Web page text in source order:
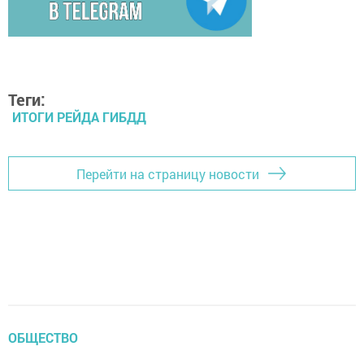
Теги:
ИТОГИ РЕЙДА ГИБДД
Перейти на страницу новости
ОБЩЕСТВО